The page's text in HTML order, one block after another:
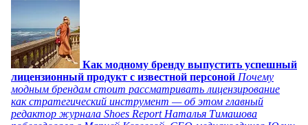
Как модному бренду выпустить успешный
лицензионный продукт с известной персоной Почему
модным брендам стоит рассматривать лицензирование
как стратегический инструмент — об этом главный
редактор журнала Shoes Report Наталья Тимашова